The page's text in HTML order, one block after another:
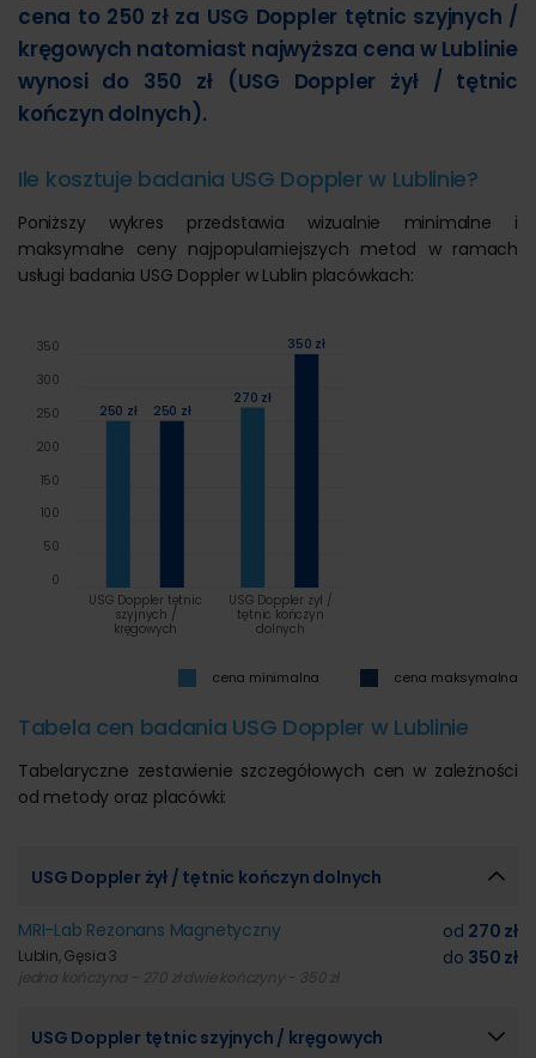
cena to 250 zł za USG Doppler tętnic szyjnych /
kręgowych natomiast najwyższa cena w Lublinie
wynosi do 350 zł (USG Doppler żył / tętnic
kończyn dolnych).
Ile kosztuje badania USG Doppler w Lublinie?
Poniższy wykres przedstawia wizualnie minimalne i
maksymalne ceny najpopularniejszych metod w ramach
usługi badania USG Doppler w Lublin placówkach:
250 zł
270 zł
250 zł
350 zł
USG Doppler tętnic
szyjnych /
kręgowych
USG Doppler żył /
tętnic kończyn
dolnych
0
50
100
150
200
250
300
350
cena minimalna cena maksymalna
Tabela cen badania USG Doppler w Lublinie
Tabelaryczne zestawienie szczegółowych cen w zależności
od metody oraz placówki:
USG Doppler żył / tętnic kończyn dolnych
MRI-Lab Rezonans Magnetyczny
Lublin, Gęsia 3
jedna kończyna - 270 zł dwie kończyny - 350 zł
od 270 zł
do 350 zł
USG Doppler tętnic szyjnych / kręgowych